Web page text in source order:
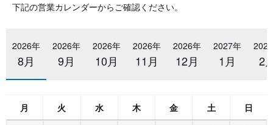
下記の営業カレンダーからご確認ください。
2026年
8月
2026年
9月
2026年
10月
2026年
11月
2026年
12月
2027年
1月 2
月 火 水 木 金 土 日